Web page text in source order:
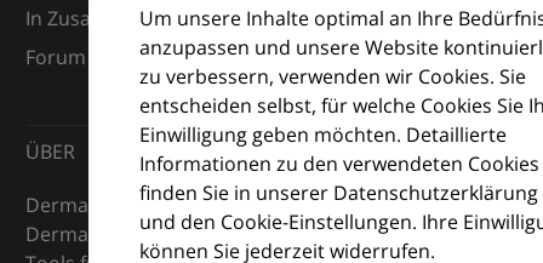
Um unsere Inhalte optimal an Ihre
anzupassen und unsere Website
zu verbessern, verwenden wir Cookies. Sie
entscheiden selbst, für welche Cookies Sie
Einwilligung geben möchten. Detaillierte
Informationen zu den verwendeten Cookies
finden Sie in unserer Datenschutzerklärung
und den Cookie-Einstellungen. Ihre
können Sie jederzeit widerrufen.
In Zusammenarbeit mit dem European Dermatology
Forum (EDF) und Euroderm Excellence
ÜBER
DermaCompass ist Ihr digitaler Kompass für die
Dermatologie – mit Wissen, Bildern und praktischen